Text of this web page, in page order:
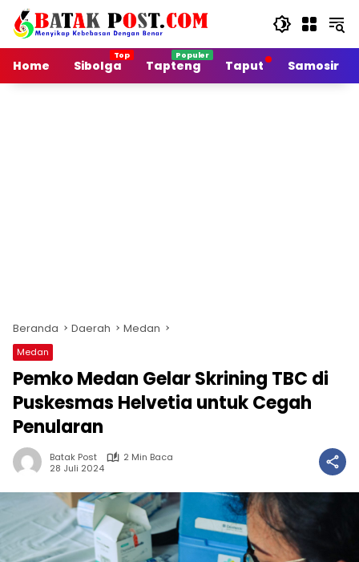
Langsung
konten
Home
Sibolga Tapteng Taput Samosir
Beranda Daerah Medan
Medan
Pemko Medan Gelar Skrining TBC di
Puskesmas Helvetia untuk Cegah
Penularan
Batak Post
2 Min Baca
28 Juli 2024